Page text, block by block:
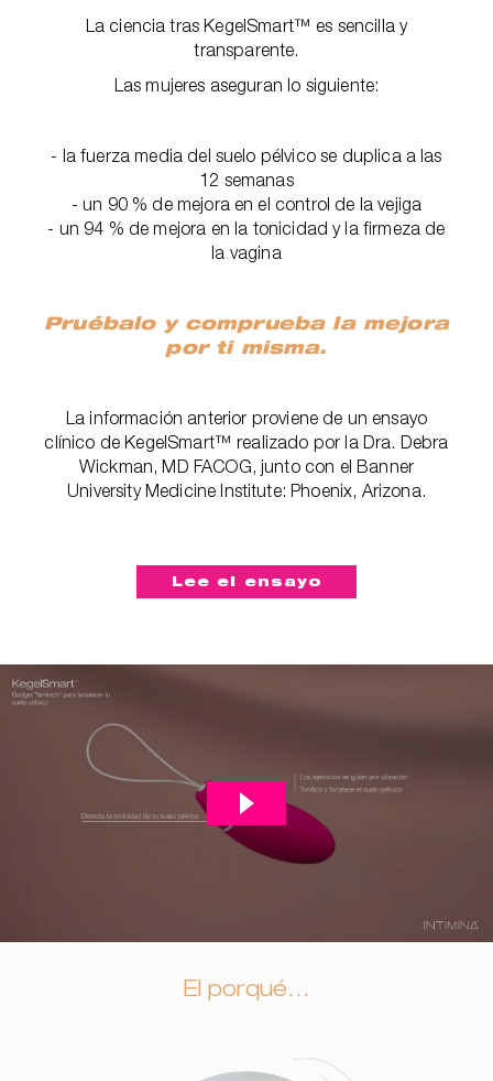
La ciencia tras KegelSmart™ es sencilla y
transparente.
Las mujeres aseguran lo siguiente:
- la fuerza media del suelo pélvico se duplica a las
12 semanas
- un 90 % de mejora en el control de la vejiga
- un 94 % de mejora en la tonicidad y la firmeza de
la vagina
Pruébalo y comprueba la mejora
por ti misma.
La información anterior proviene de un ensayo
clínico de KegelSmart™ realizado por la Dra. Debra
Wickman, MD FACOG, junto con el Banner
University Medicine Institute: Phoenix, Arizona.
Lee el ensayo
El porqué…